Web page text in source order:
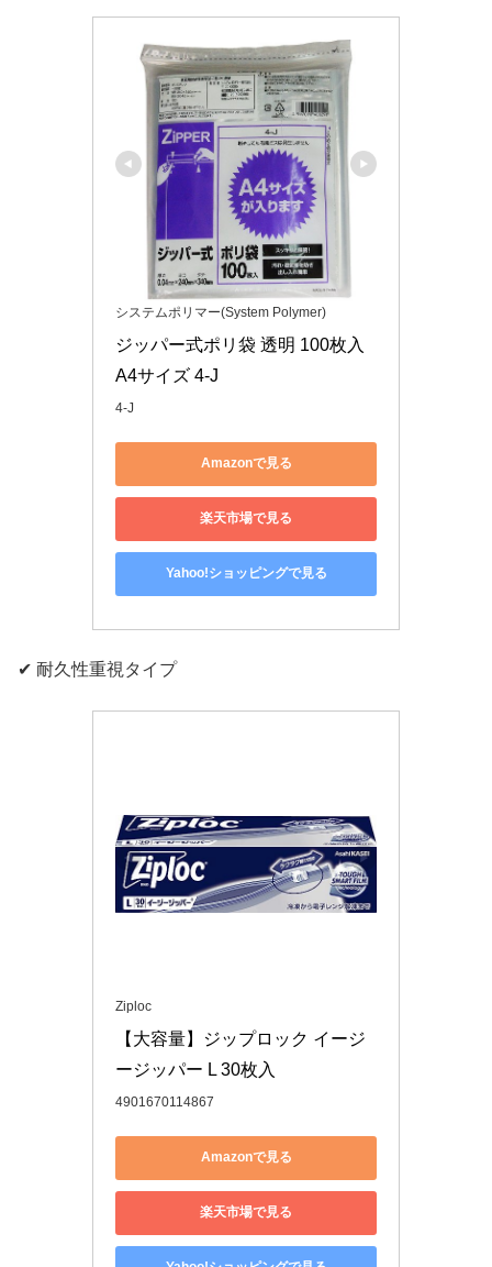
システムポリマー(System Polymer)
ジッパー式ポリ袋 透明 100枚入
A4サイズ 4-J
4-J
Amazonで見る
楽天市場で見る
Yahoo!ショッピングで見る
✔ 耐久性重視タイプ
Ziploc
【大容量】ジップロック イージ
ージッパー L 30枚入
4901670114867
Amazonで見る
楽天市場で見る